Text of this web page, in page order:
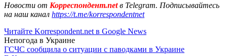
Новости от Корреспондент.netв Telegram. Подписывайтесь
на наш канал https://t.me/korrespondentnet
Читайте Korrespondent.net в Google News
Непогода в Украине
ГСЧС сообщила о ситуации с паводками в Украине